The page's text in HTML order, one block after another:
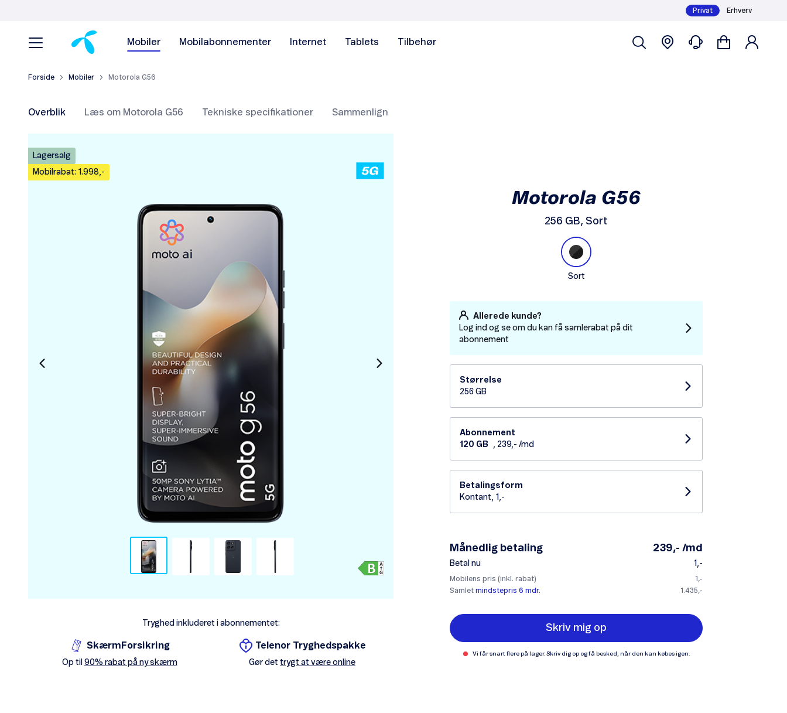
Privat Erhverv
Mobiler Mobilabonnementer Internet Tablets Tilbehør
Forside Mobiler Motorola G56
Overblik Læs om Motorola G56 Tekniske specifikationer Sammenlign
Lagersalg
Mobilrabat: 1.998,-
Tryghed inkluderet i abonnementet:
SkærmForsikring
Op til 90% rabat på ny skærm
Telenor Tryghedspakke
Gør det trygt at være online
Motorola G56
256 GB, Sort
Sort
Allerede kunde?
Log ind og se om du kan få samlerabat på dit
abonnement
Størrelse
256 GB
Abonnement
120 GB
, 239,- /md
Betalingsform
Kontant, 1,-
Månedlig betaling 239,- /md
Betal nu 1,-
Mobilens pris (inkl. rabat)
1,-
Samlet mindstepris 6 mdr. 1.435,-
Skriv mig op
Vi får snart flere på lager. Skriv dig op og få besked, når den kan købes igen.